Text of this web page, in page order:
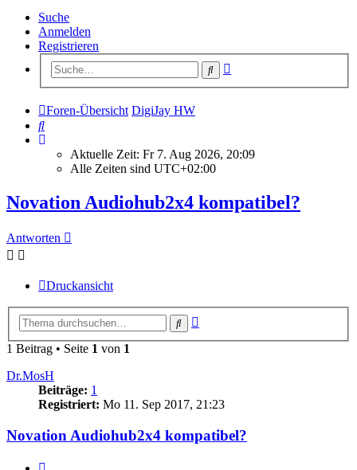
Suche
Anmelden
Registrieren
Suche
Foren-Übersicht DigiJay HW
Suche
Aktuelle Zeit: Fr 7. Aug 2026, 20:09
Alle Zeiten sind UTC+02:00
Novation Audiohub2x4 kompatibel?
Antworten
Druckansicht
Suche
1 Beitrag • Seite 1 von 1
Dr.MosH
Beiträge: 1
Registriert: Mo 11. Sep 2017, 21:23
Novation Audiohub2x4 kompatibel?